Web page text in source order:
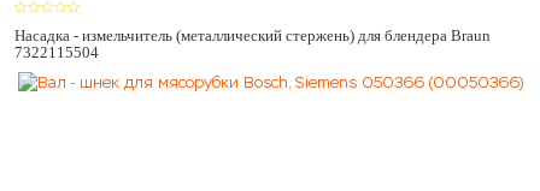
Насадка - измельчитель (металлический стержень) для блендера Braun
7322115504